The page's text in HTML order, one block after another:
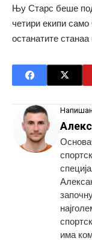
Њу Старс беше
четири екипи
останатите
има